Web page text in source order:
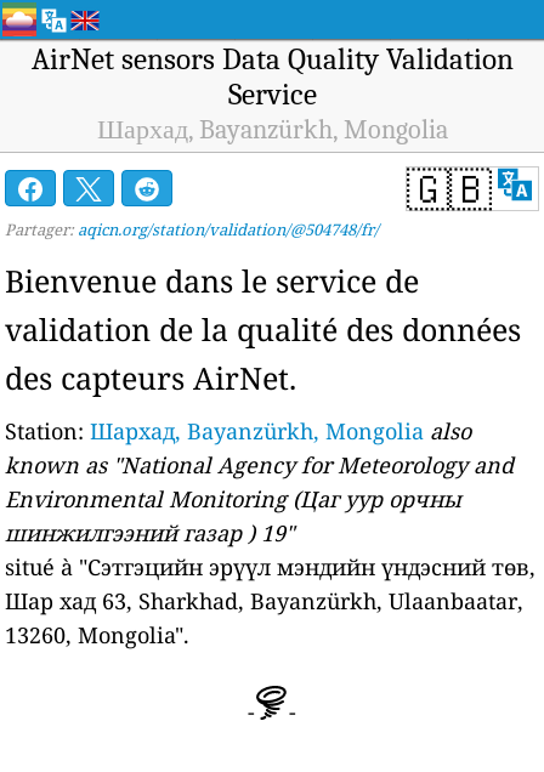
AirNet sensors Data Quality Validation
Service
Шархад, Bayanzürkh, Mongolia
🇬🇧
Partager: aqicn.org/station/validation/@504748/fr/
Bienvenue dans le service de
validation de la qualité des données
des capteurs AirNet.
Station:Шархад, Bayanzürkh, Mongolia also
known as "National Agency for Meteorology and
Environmental Monitoring (Цаг уур орчны
шинжилгээний газар ) 19"
situé à "Сэтгэцийн эрүүл мэндийн үндэсний төв,
Шар хад 63, Sharkhad, Bayanzürkh, Ulaanbaatar,
13260, Mongolia".
- -